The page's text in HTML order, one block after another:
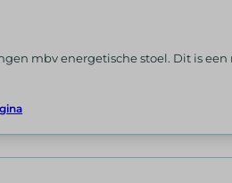
mbv energetische stoel. Dit is